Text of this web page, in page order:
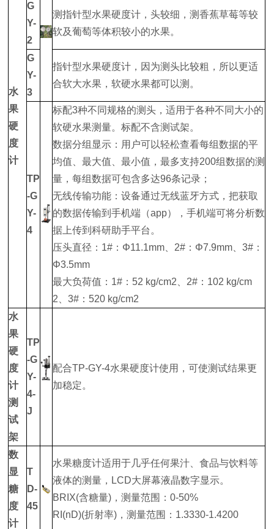
水
果
硬
度
计
G
Y-
2
测指针型水果硬度计，头较细，测香蕉草莓等较
软及葡萄等体积较小的水果。
G
Y-
3
指针型水果硬度计，因为测头比较粗，所以更适
合软大水果，软硬水果都可以测。
TP
-G
Y-
4
标配3种不同规格的测头，适用于各种不同大小的
软硬水果测量。标配不含测试架。
数据分组显示：用户可以轻松查看每组数据的平
均值、最大值、最小值，最多支持200组数据的测
量，每组数据可包含多达96条记录；
无线传输功能：设备通过无线蓝牙方式，把获取
的数据传输到手机端（app），手机端可将分析数
据上传到科研助手平台。
压头直径：1#：Φ11.1mm、2#：Φ7.9mm、3#：
Φ3.5mm
最大负荷值：1#：52 kg/cm2、2#：102 kg/cm
2、3#：520 kg/cm2
水
果
硬
度
计
测
试
架
TP
-G
Y-
4-
J
配合TP-GY-4水果硬度计使用，可使测试结果更
加稳定。
数
显
糖
度
计
T
D-
45
水果糖度计适用于几乎任何果汁、食品与饮料等
液体的测量，LCD大屏幕液晶数字显示。
BRIX(含糖量)，测量范围：0-50%
RI(nD)(折射率)，测量范围：1.3330-1.4200